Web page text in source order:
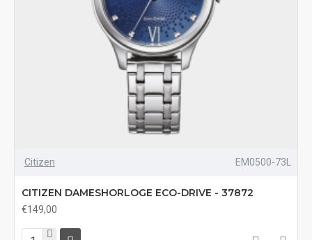
Citizen EM0500-73L
CITIZEN DAMESHORLOGE ECO-DRIVE - 37872
€149,00